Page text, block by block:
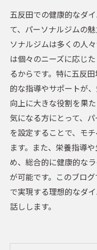
五反田での健康的なダ
て、パーソナルジムの
ソナルジムは多くの人
は個々のニーズに応じ
るからです。特に五反
的な指導やサポートが
向上に大きな役割を果
気になる方にとって、
を設定することで、モ
ます。また、栄養指導
め、総合的に健康的な
が可能です。このブロ
で実現する理想的なダ
話しします。